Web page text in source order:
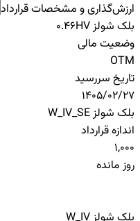
ارزش‌گذاری و مشخصات قرارداد
بلک شولز HV
0.46
وضعیت مالی
OTM
تاریخ سررسید
1405/02/27
بلک شولز W_IV_SE
اندازه قرارداد
1,000
روز مانده